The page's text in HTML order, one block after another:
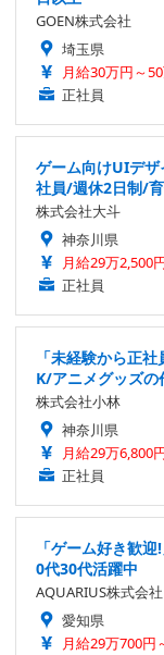
GOEN株式会社
埼玉県
月給30万円～
正社員
ゲーム向けUIデ
社員/週休2日制/
株式会社大斗
神奈川県
月給29万2,500
正社員
「未経験から正
K/アニメグッズ
株式会社小林
神奈川県
月給29万6,800
正社員
「ゲーム好き歓
0代30代活躍中
AQUARIUS株式会社
愛知県
月給29万700円